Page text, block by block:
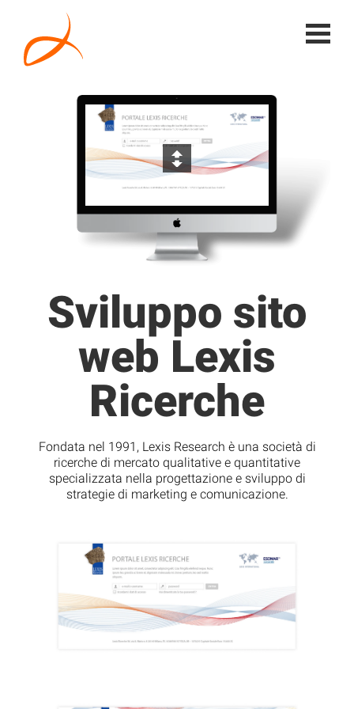
Sviluppo sito
web Lexis
Ricerche
Fondata nel 1991, Lexis Research è una società di
ricerche di mercato qualitative e quantitative
specializzata nella progettazione e sviluppo di
strategie di marketing e comunicazione.